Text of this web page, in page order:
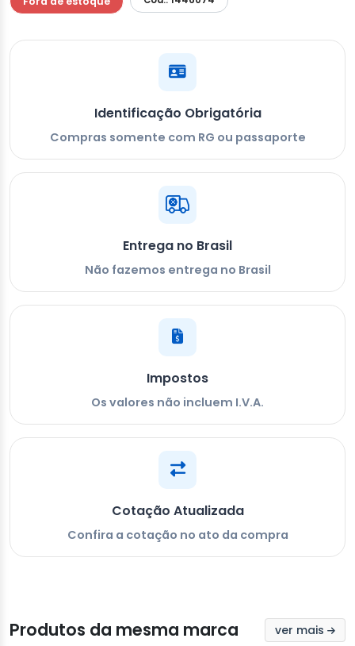
Identificação Obrigatória
Compras somente com RG ou passaporte
Entrega no Brasil
Não fazemos entrega no Brasil
Impostos
Os valores não incluem I.V.A.
Cotação Atualizada
Confira a cotação no ato da compra
Produtos da mesma marca ver mais